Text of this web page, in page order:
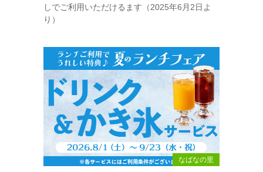
しでご利用いただけるます（2025年6月2日よ
り）
なばなの里